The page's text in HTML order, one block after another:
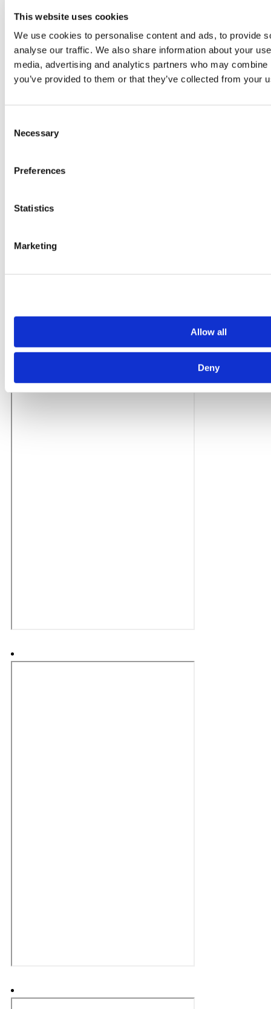
This website uses cookies
We use cookies to personalise content and ads, to provide
analyse our traffic. We also share information about your
media, advertising and analytics partners who may
you’ve provided to them or that they’ve collected from your
Selection
Necessary
Preferences
Statistics
Marketing
Allow all
Deny